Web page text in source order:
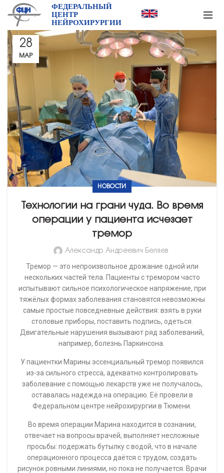
ФЕДЕРАЛЬНЫЙ
ЦЕНТР
НЕЙРОХИРУРГИИ
28
МАР
НОВОСТИ
Технологии на грани чуда. Во время
операции у пациента исчезает
тремор
Александр Андреевич Беляев
Тремор — это непроизвольное дрожание одной или
нескольких частей тела. Пациенты с тремором часто
испытывают сильное психологическое напряжение, при
тяжёлых формах заболевания становятся невозможны
самые простые повседневные действия: взять в руки
столовые приборы, поставить подпись, одеться.
Двигательные нарушения вызывают ряд заболеваний,
например, болезнь Паркинсона.
У пациентки Марины эссенциальный тремор появился
из-за сильного стресса, адекватно контролировать
заболевание с помощью лекарств уже не получалось,
оставалась надежда на операцию. Её провели в
Федеральном центре нейрохирургии в Тюмени.
Во время операции Марина находится в сознании,
отвечает на вопросы врачей, выполняет несложные
просьбы: подержать бутылку с водой, что в начале
операционного процесса даётся с трудом, создать
рисунок ровными линиями, но пока не получается. Врачи